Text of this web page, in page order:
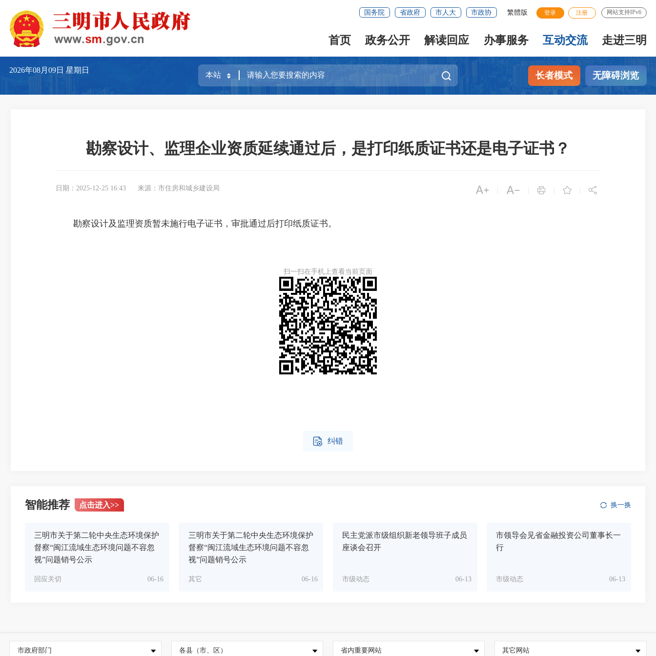
国务院 省政府 市人大 市政协 繁體版 登录 注册 网站支持IPv6
首页 政务公开 解读回应 办事服务 互动交流 走进三明
2026年08月09日星期日
长者模式 无障碍浏览
勘察设计、监理企业资质延续通过后，是打印纸质证书还是电子证书？
日期：2025-12-25 16:43 来源：市住房和城乡建设局     
勘察设计及监理资质暂未施行电子证书，审批通过后打印纸质证书。
扫一扫在手机上查看当前页面
 纠错
智能推荐 点击进入>> 换一换
三明市关于第二轮中央生态环境保护
督察“闽江流域生态环境问题不容忽
视”问题销号公示
06-16
回应关切
三明市关于第二轮中央生态环境保护
督察“闽江流域生态环境问题不容忽
视”问题销号公示
06-16
其它
民主党派市级组织新老领导班子成员
座谈会召开
06-13
市级动态
市领导会见省金融投资公司董事长一
行
06-13
市级动态
市政府部门 各县（市、区） 省内重要网站 其它网站